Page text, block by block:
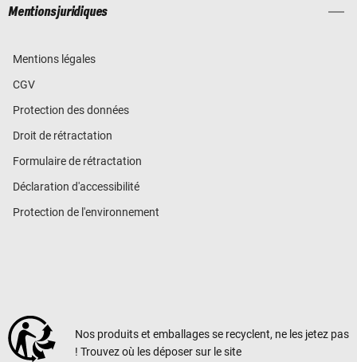
Mentions juridiques
Mentions légales
CGV
Protection des données
Droit de rétractation
Formulaire de rétractation
Déclaration d'accessibilité
Protection de l'environnement
Nos produits et emballages se recyclent, ne les jetez pas
! Trouvez où les déposer sur le site